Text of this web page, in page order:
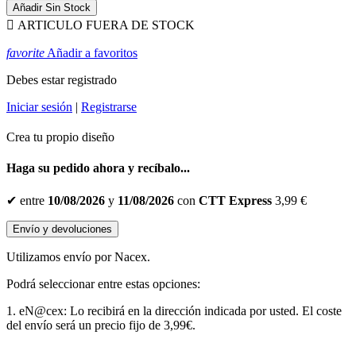
Añadir Sin Stock
 ARTICULO FUERA DE STOCK
favorite Añadir a favoritos
Debes estar registrado
Iniciar sesión | Registrarse
Crea tu propio diseño
Haga su pedido ahora y recíbalo...
✔ entre 10/08/2026 y 11/08/2026 con CTT Express 3,99 €
Envío y devoluciones
Utilizamos envío por Nacex.
Podrá seleccionar entre estas opciones:
1. eN@cex: Lo recibirá en la dirección indicada por usted. El coste
del envío será un precio fijo de 3,99€.